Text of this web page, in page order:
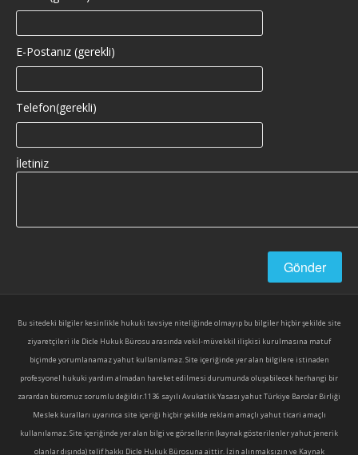
E-Postanız (gerekli)
Telefon(gerekli)
İletiniz
Bu sitedeki bilgiler kesinlikle hukuki tavsiye niteliğinde olmayıp bu bilgiler hiçbir şekilde site
ziyaretçileri ile Dicle Hukuk Bürosu arasında vekil-müvekkil ilişkisi kurulmasına matuf
biçimde yorumlanamaz yahut kullanılamaz. Site içeriğinde yer alan bilgilere istinaden
profesyonel hukuki yardım almadan hareket edilmesi durumunda oluşabilecek herhangi bir
zarardan büromuz sorumlu değildir.1136 sayılı Avukatlık Yasası yahut Türkiye Barolar Birliği
Meslek kuralları uyarınca site içeriği hiçbir şekilde reklam amaçlı yahut ticari amaçlı
kullanılamaz. Site içeriğinde yer alan bilgi ve görsellerin (kaynak gösterilenler yahut jenerik
olanlar dışında) telif hakkı Dicle Hukuk Bürosuna aittir. İzin alınmaksızın ve Kaynak